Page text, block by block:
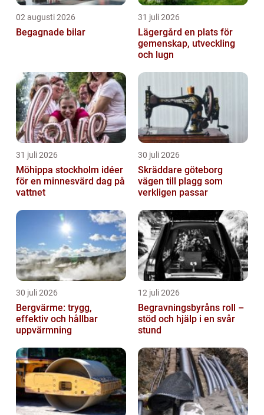
02 augusti 2026
Begagnade bilar
31 juli 2026
Lägergård en plats för
gemenskap, utveckling
och lugn
31 juli 2026
Möhippa stockholm idéer
för en minnesvärd dag på
vattnet
30 juli 2026
Skräddare göteborg
vägen till plagg som
verkligen passar
30 juli 2026
Bergvärme: trygg,
effektiv och hållbar
uppvärmning
12 juli 2026
Begravningsbyråns roll –
stöd och hjälp i en svår
stund